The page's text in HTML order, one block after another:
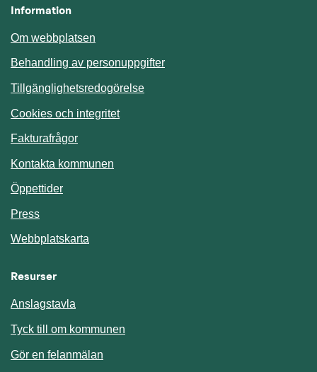
Information
Om webbplatsen
Behandling av personuppgifter
Tillgänglighetsredogörelse
Cookies och integritet
Fakturafrågor
Kontakta kommunen
Öppettider
Press
Webbplatskarta
Resurser
Anslagstavla
Tyck till om kommunen
Gör en felanmälan